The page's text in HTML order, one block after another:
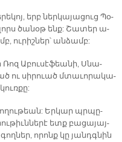
երբ ներ­կա­յա­ցուց Պօ­
ծա­նօթ ենք: Շա­տեր ա­
ու­րիշ­ներ՝ ան­ձամբ:
Ռոզ Ա­բու­սէ­ֆեա­նի, Սնա­
ու սի­րուած մտա­ւո­րա­կա­
Եր­կար պրպը-
ետք բա­ցա­յայ­
ո­րոնք կը յանդգ­նին